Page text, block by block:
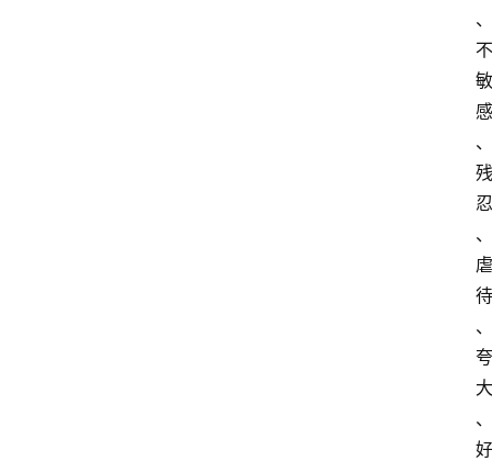
、
不
敏
感
、
残
忍
、
虐
待
、
夸
大
、
好